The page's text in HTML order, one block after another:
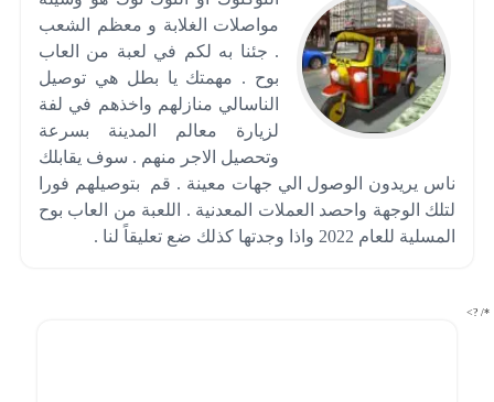
مواصلات الغلابة و معظم الشعب
. جئنا به لكم في لعبة من العاب
بوح . مهمتك يا بطل هي توصيل
الناسالي منازلهم واخذهم في لفة
لزيارة معالم المدينة بسرعة
وتحصيل الاجر منهم . سوف يقابلك
ناس يريدون الوصول الي جهات معينة . قم بتوصيلهم فورا
لتلك الوجهة واحصد العملات المعدنية . اللعبة من العاب بوح
المسلية للعام 2022 واذا وجدتها كذلك ضع تعليقاً لنا .
*/ ?>